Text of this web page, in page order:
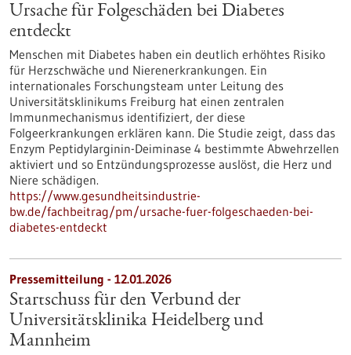
Ursache für Folgeschäden bei Diabetes
entdeckt
Menschen mit Diabetes haben ein deutlich erhöhtes Risiko
für Herzschwäche und Nierenerkrankungen. Ein
internationales Forschungsteam unter Leitung des
Universitätsklinikums Freiburg hat einen zentralen
Immunmechanismus identifiziert, der diese
Folgeerkrankungen erklären kann. Die Studie zeigt, dass das
Enzym Peptidylarginin-Deiminase 4 bestimmte Abwehrzellen
aktiviert und so Entzündungsprozesse auslöst, die Herz und
Niere schädigen.
https://www.gesundheitsindustrie-
bw.de/fachbeitrag/pm/ursache-fuer-folgeschaeden-bei-
diabetes-entdeckt
Pressemitteilung - 12.01.2026
Startschuss für den Verbund der
Universitätsklinika Heidelberg und
Mannheim